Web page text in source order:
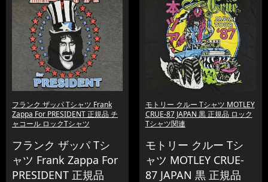
フランク ザッパ Tシャツ Frank
Zappa For PRESIDENT 正規品 チ
ャコール ロックTシャツ
フランク ザッパ Tシ
ャツ Frank Zappa For
PRESIDENT 正規品
モトリー クルー Tシャツ MOTLEY
CRUE-87 JAPAN 黒 正規品 ロック
Tシャツ関連
モトリー クルー Tシ
ャツ MOTLEY CRUE-
87 JAPAN 黒 正規品